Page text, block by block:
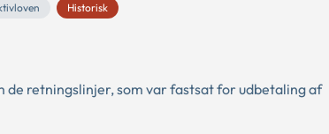
Historisk
de retningslinjer, som var fastsat for udbetaling af